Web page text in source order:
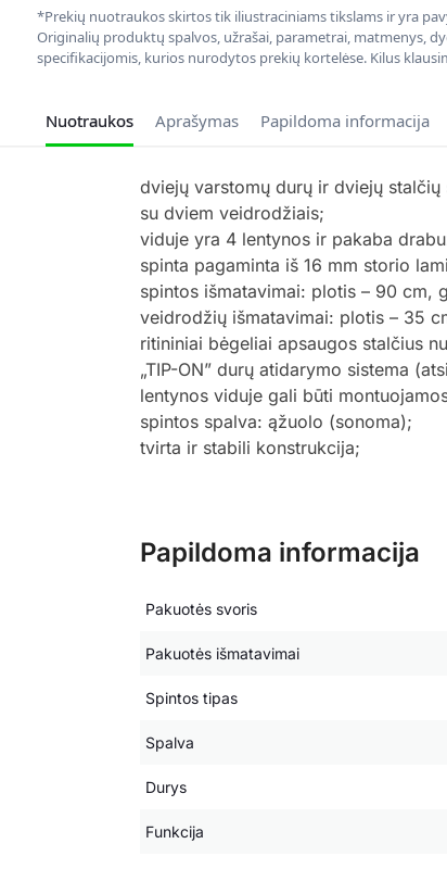
*Prekių nuotraukos skirtos tik iliustraciniams tikslams ir yra
Originalių produktų spalvos, užrašai, parametrai, matmenys,
specifikacijomis, kurios nurodytos prekių kortelėse. Kilus
Nuotraukos Aprašymas Papildoma informacija
dviejų varstomų durų ir dviejų stalčių
su dviem veidrodžiais;
viduje yra 4 lentynos ir pakaba
spinta pagaminta iš 16 mm storio
spintos išmatavimai: plotis – 90 cm,
veidrodžių išmatavimai: plotis – 35
ritininiai bėgeliai apsaugos stalčius
„TIP-ON” durų atidarymo sistema
lentynos viduje gali būti
spintos spalva: ąžuolo (sonoma);
tvirta ir stabili konstrukcija;
Papildoma informacija
Pakuotės svoris
Pakuotės išmatavimai
Spintos tipas
Spalva
Durys
Funkcija